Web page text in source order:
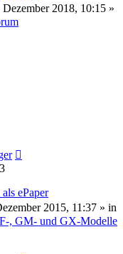
2018, 10:15 »
ePaper
2015, 11:37 » in
, GM- und GX-Modelle